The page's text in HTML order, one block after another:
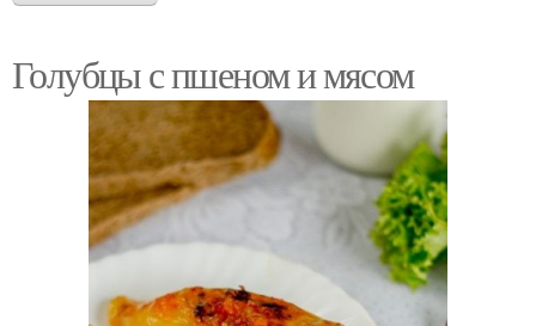
Голубцы с пшеном и мясом